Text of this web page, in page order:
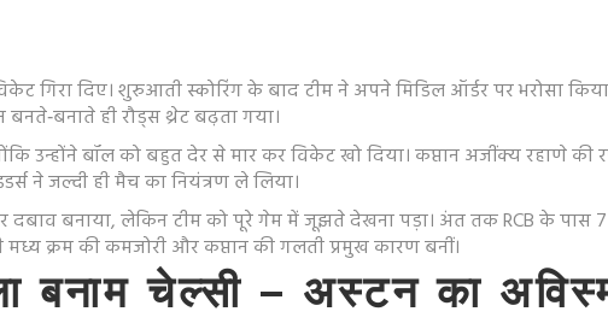
दिए। शुरुआती स्कोरिंग के बाद टीम ने अपने मिडिल ऑर्डर पर भरोसा
ही रौड्स थ्रेट बढ़ता गया।
उन्होंने बॉल को बहुत देर से मार कर विकेट खो दिया। कप्तान अजींक्य रहाणे की
ने जल्दी ही मैच का नियंत्रण ले लिया।
दबाव बनाया, लेकिन टीम को पूरे गेम में जूझते देखना पड़ा। अंत तक RCB के पास
क्रम की कमजोरी और कप्तान की गलती प्रमुख कारण बनीं।
बनाम चेल्सी – अस्टन का